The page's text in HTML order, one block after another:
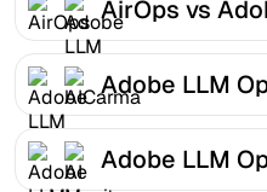
AirOps vs
Adobe LLM
Adobe LLM